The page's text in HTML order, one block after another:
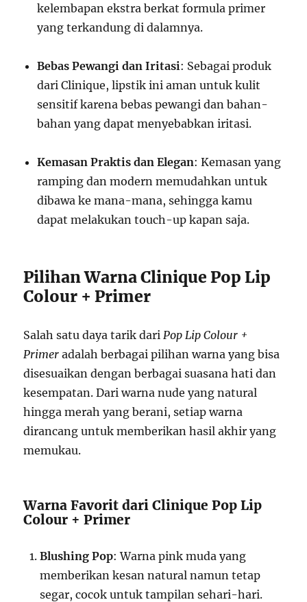
kelembapan ekstra berkat formula primer
yang terkandung di dalamnya.
Bebas Pewangi dan Iritasi: Sebagai produk
dari Clinique, lipstik ini aman untuk kulit
sensitif karena bebas pewangi dan bahan-
bahan yang dapat menyebabkan iritasi.
Kemasan Praktis dan Elegan: Kemasan yang
ramping dan modern memudahkan untuk
dibawa ke mana-mana, sehingga kamu
dapat melakukan touch-up kapan saja.
Pilihan Warna Clinique Pop Lip
Colour + Primer
Salah satu daya tarik dariPop Lip Colour +
Primer adalah berbagai pilihan warna yang bisa
disesuaikan dengan berbagai suasana hati dan
kesempatan. Dari warna nude yang natural
hingga merah yang berani, setiap warna
dirancang untuk memberikan hasil akhir yang
memukau.
Warna Favorit dari Clinique Pop Lip
Colour + Primer
Blushing Pop: Warna pink muda yang
memberikan kesan natural namun tetap
segar, cocok untuk tampilan sehari-hari.